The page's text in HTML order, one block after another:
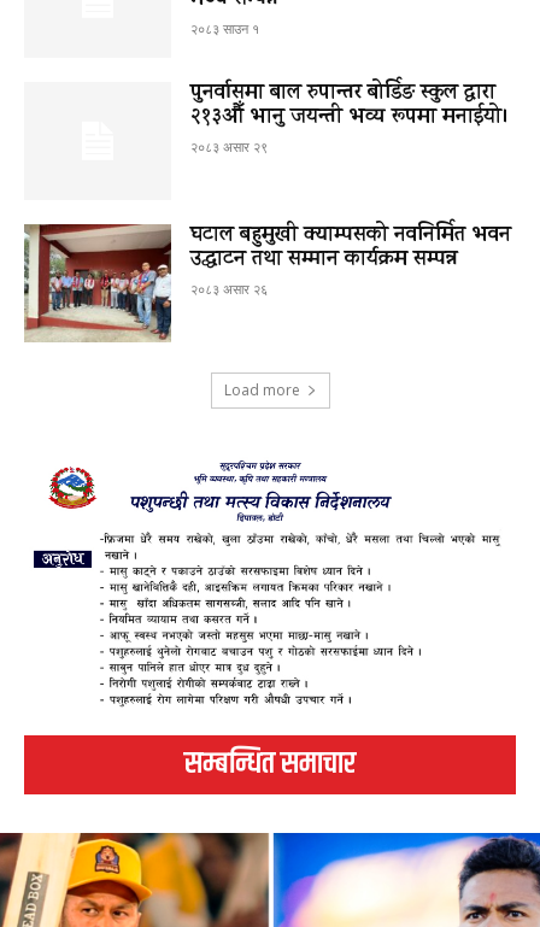
२०८३ साउन १
पुनर्वासमा बाल रुपान्तर बोर्डिङ स्कुल द्धारा
२१३औँ भानु जयन्ती भव्य रूपमा मनाईयो।
२०८३ असार २९
घटाल बहुमुखी क्याम्पसको नवनिर्मित भवन
उद्घाटन तथा सम्मान कार्यक्रम सम्पन्न
२०८३ असार २६
Load more
सम्बन्धित समाचार